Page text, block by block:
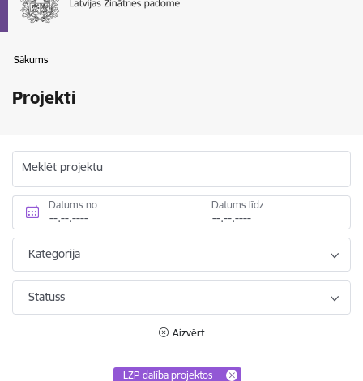
Sākums
Projekti
Meklēt projektu
Datums no Datums līdz
Kategorija
Statuss
Aizvērt
LZP dalība projektos